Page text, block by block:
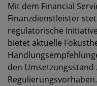
Mit dem Financial
Finanzdienstleister
regulatorische
bietet aktuelle
den
Regulierungsvorhaben.